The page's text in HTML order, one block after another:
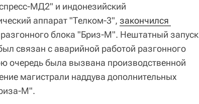
МД2" и индонезийский
аппарат "Телком-3", закончился
блока "Бриз-М". Нештатный запуск
связан с аварийной работой разгонного
очередь была вызвана производственной
магистрали наддува дополнительных
М".